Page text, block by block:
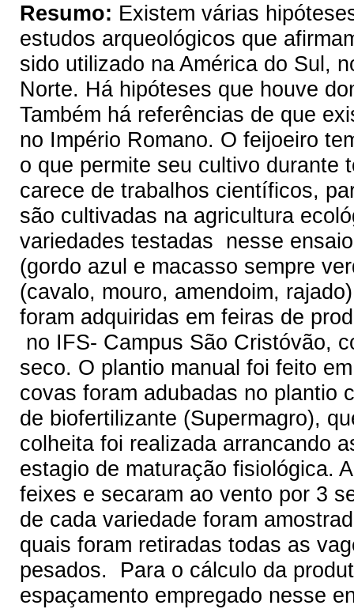
Resumo: Existem várias
estudos arqueológicos que
sido utilizado na América do Sul,
Norte. Há hipóteses que houve
Também há referências de que
no Império Romano. O feijoeiro
o que permite seu cultivo durante
carece de trabalhos científicos,
são cultivadas na agricultura
variedades testadas nesse
(gordo azul e macasso sempre
(cavalo, mouro, amendoim,
foram adquiridas em feiras de
no IFS- Campus São Cristóvão,
seco. O plantio manual foi feito
covas foram adubadas no plantio
de biofertilizante (Supermagro),
colheita foi realizada arrancando
estagio de maturação fisiológica.
feixes e secaram ao vento por 3
de cada variedade foram
quais foram retiradas todas as
pesados. Para o cálculo da
espaçamento empregado nesse